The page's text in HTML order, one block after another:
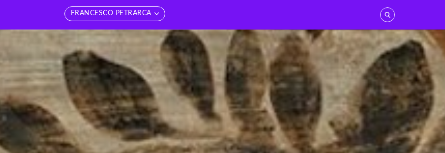
FRANCESCO PETRARCA
Letteratura contemporanea
LETTERATURA ITALIANA
Letteratura latina
Letteratura francese
Vedi tutti
Novecento
Ottocento
Rinascimento
Seicento
Vedi tutti
Giovanni Boccaccio
FRANCESCO PETRARCA